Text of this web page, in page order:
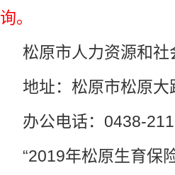
询。
松原市人力资源和社
地址：松原市松原大
办公电话：0438-
“2019年松原生育保